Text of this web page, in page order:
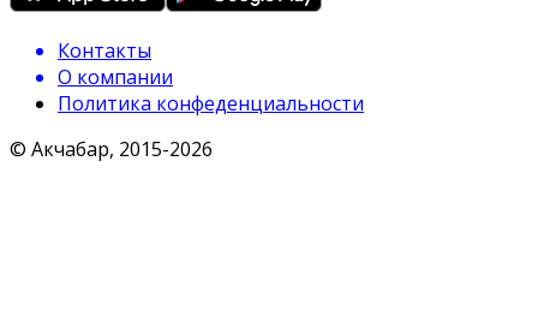
Контакты
О компании
Политика конфеденциальности
© Акчабар, 2015-2026